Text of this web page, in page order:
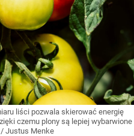
liści pozwala skierować energię
czemu plony są lepiej wybarwione
/ Justus Menke